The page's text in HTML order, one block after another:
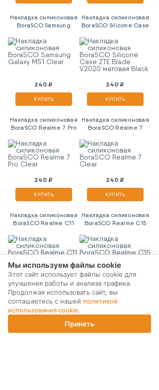
Накладка силиконовая
BoraSCO Samsung
240 ₽
КУПИТЬ
Накладка силиконовая
BoraSCO Silicone Case
матовая Black
240 ₽
КУПИТЬ
Накладка силиконовая
BoraSCO Realme 7 Pro
240 ₽
КУПИТЬ
Накладка силиконовая
BoraSCO Realme 7
240 ₽
КУПИТЬ
Накладка силиконовая
BoraSCO Realme C11
240 ₽
Накладка силиконовая
BoraSCO Realme C15
240 ₽
Накладка силиконовая
Корзина
Мы используем файлы cookie
Этот сайт использует файлы cookie для
улучшения работы и анализа трафика.
Продолжая использовать сайт, вы
соглашаетесь с нашей политикой
использования cookie.
Принять